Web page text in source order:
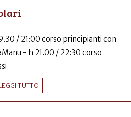
/ 21:00 corso principianti con
- h 21.00 / 22:30 corso
LEGGI TUTTO